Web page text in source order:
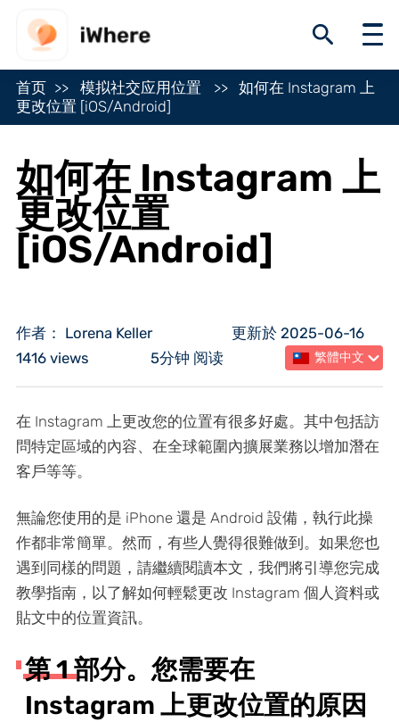
首页 模拟社交应用位置
如何在 Instagram 上
更改位置 [iOS/Android]
如何在 Instagram 上
更改位置
[iOS/Android]
作者： Lorena Keller
更新於 2025-06-16
1416 views
5分钟 阅读 繁體中文
在 Instagram 上更改您的位置有很多好處。其中包括訪
問特定區域的內容、在全球範圍內擴展業務以增加潛在
客戶等等。
無論您使用的是 iPhone 還是 Android 設備，執行此操
作都非常簡單。然而，有些人覺得很難做到。如果您也
遇到同樣的問題，請繼續閱讀本文，我們將引導您完成
教學指南，以了解如何輕鬆更改 Instagram 個人資料或
貼文中的位置資訊。
第 1 部分。您需要在
Instagram 上更改位置的原因